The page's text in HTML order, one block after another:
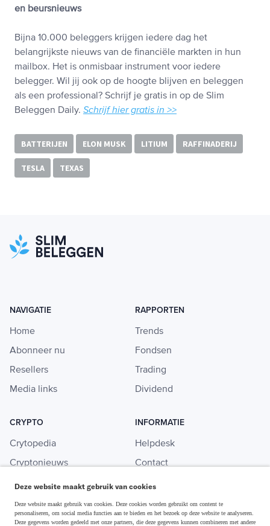
en beursnieuws
Bijna 10.000 beleggers krijgen iedere dag het
belangrijkste nieuws van de financiële markten in hun
mailbox. Het is onmisbaar instrument voor iedere
belegger. Wil jij ook op de hoogte blijven en beleggen
als een professional? Schrijf je gratis in op de Slim
Beleggen Daily. Schrijf hier gratis in >>
BATTERIJEN ELON MUSK LITIUM RAFFINADERIJ
TESLA TEXAS
NAVIGATIE
Home
Abonneer nu
Resellers
Media links
RAPPORTEN
Trends
Fondsen
Trading
Dividend
CRYPTO
Crytopedia
Cryptonieuws
Crypto koopgids
Investeren in crypto
INFORMATIE
Helpdesk
Contact
Adverteren
Deze website maakt gebruik van cookies
Deze website maakt gebruik van cookies. Deze cookies worden gebruikt om content te
personaliseren, om social media functies aan te bieden en het bezoek op deze website te analyseren.
Deze gegevens worden gedeeld met onze partners, die deze gegevens kunnen combineren met andere